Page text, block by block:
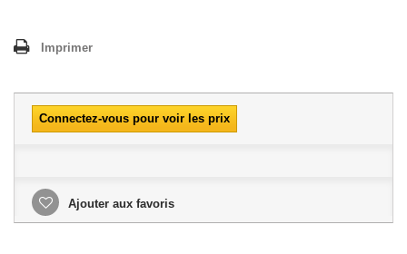
Imprimer
Connectez-vous pour voir les prix
Ajouter aux favoris